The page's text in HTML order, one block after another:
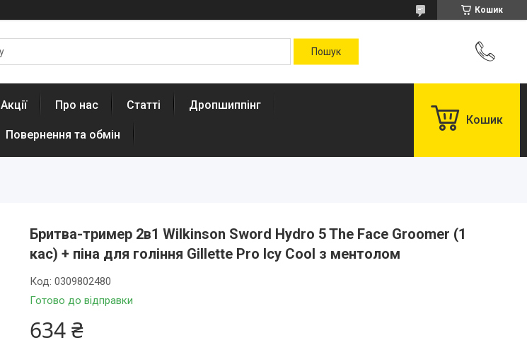
Кошик
Акції Про нас Статті Дропшиппінг
Повернення та обмін
Кошик
Бритва-тример 2в1 Wilkinson Sword Hydro 5 The Face Groomer (1
кас) + піна для гоління Gillette Pro Icy Cool з ментолом
Готово до відправки
Код:0309802480
634 ₴